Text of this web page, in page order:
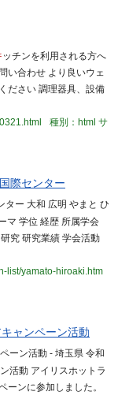
ッチンを利用される方へ
い合わせ より良いウェ
ださい 調理器具、設備
種別：html サ
際センター
ター 大和 広明 やまと ひ
マ 学位 経歴 所属学会
究 研究業績 学会活動
list/yamato-hiroaki.htm
ャンペーン活動
ーン活動 - 埼玉県 令和
活動 アイリスホットラ
ーンに参加しました。